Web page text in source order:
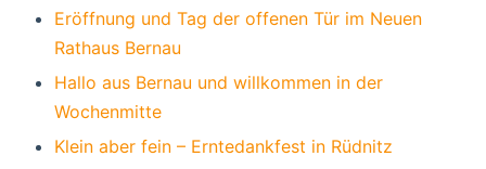
Eröffnung und Tag der offenen Tür im Neuen
Rathaus Bernau
Hallo aus Bernau und willkommen in der
Wochenmitte
Klein aber fein – Erntedankfest in Rüdnitz